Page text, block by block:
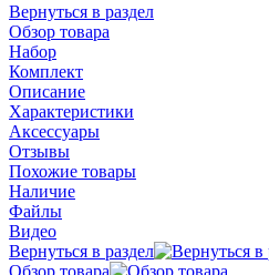
Вернуться в раздел
Обзор товара
Набор
Комплект
Описание
Характеристики
Аксессуары
Отзывы
Похожие товары
Наличие
Файлы
Видео
Вернуться в раздел
Обзор товара